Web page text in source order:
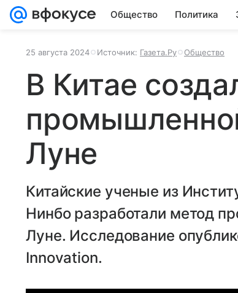
Общество Политика
25 августа 2024 Источник: Газета.Ру Общество
В Китае
Луне
Китайские ученые из
Нинбо разработали метод
Луне. Исследование
Innovation.